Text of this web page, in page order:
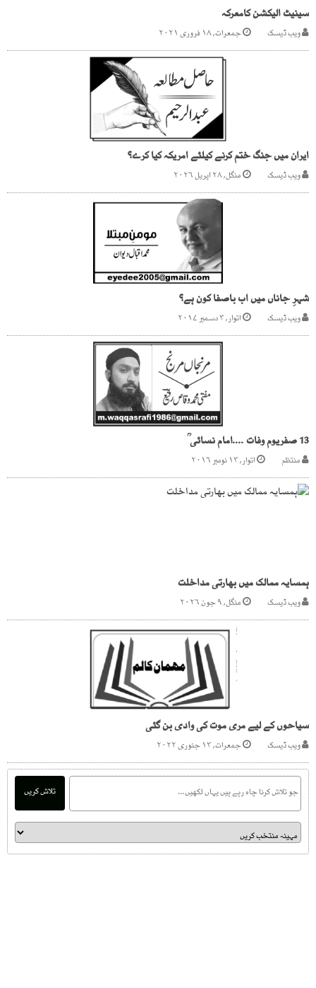
سینیٹ الیکشن کامعرکہ
ویب ڈیسک جمعرات, ۱۸ فروری ۲۰۲۱
ایران میں جنگ ختم کرنے کیلئے امریکہ کیا کرے؟
ویب ڈیسک منگل, ۲۸ اپریل ۲۰۲۶
شہرِ جاناں میں اب باصفا کون ہے؟
ویب ڈیسک اتوار, ۳ دسمبر ۲۰۱۷
13 صفریوم وفات ....امام نسائی ؒ
منتظم اتوار, ۱۳ نومبر ۲۰۱۶
ہمسایہ ممالک میں بھارتی مداخلت
ویب ڈیسک منگل, ۹ جون ۲۰۲۶
سیاحوں کے لیے مری موت کی وادی بن گئی
ویب ڈیسک جمعرات, ۱۳ جنوری ۲۰۲۲
تلاش کریں